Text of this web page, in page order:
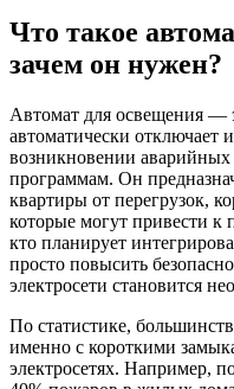
Что такое
зачем он нужен?
Автомат для освещения —
автоматически отключает
возникновении
программам. Он
квартиры от перегрузок,
которые могут привести
кто планирует
просто повысить
электросети становится
По статистике,
именно с короткими
электросетях. Например,